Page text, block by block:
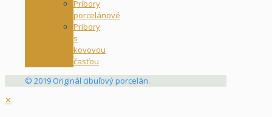
Príbory
porcelánové
Príbory
s
kovovou
časťou
© 2019 Originál cibuľový porcelán.
✕